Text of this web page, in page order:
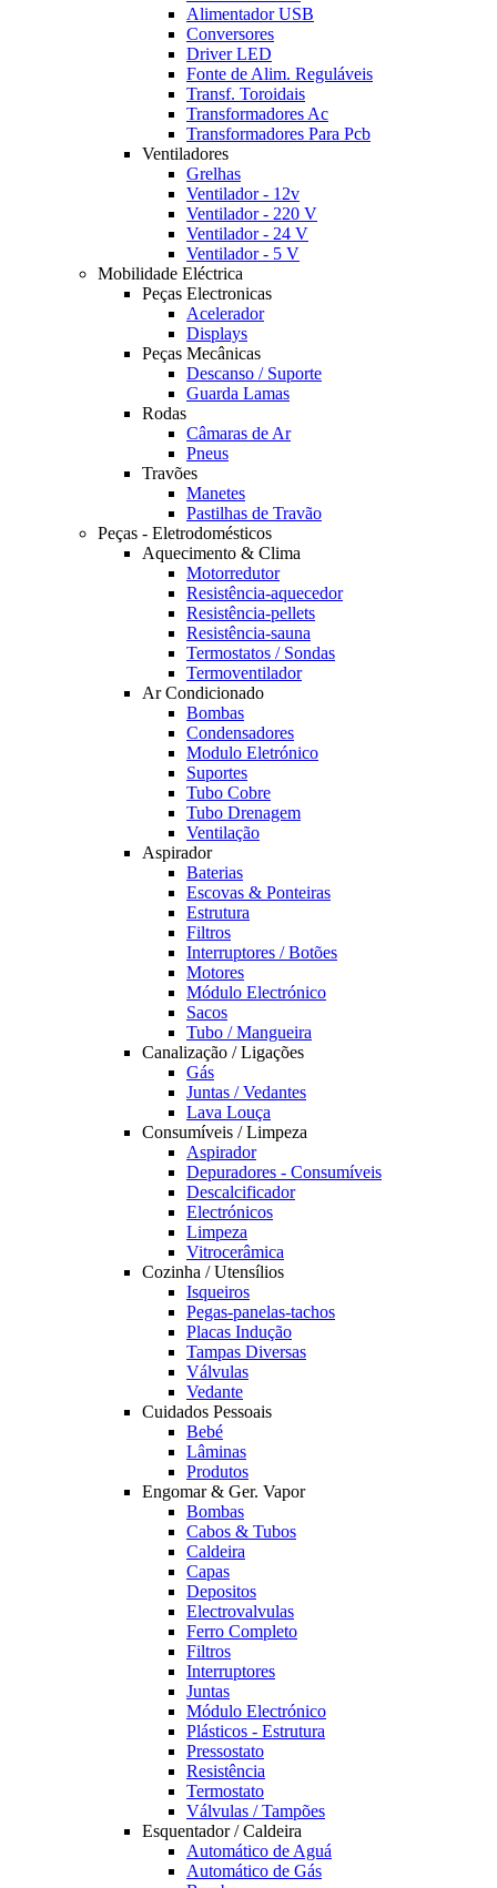
Alimentador USB
Conversores
Driver LED
Fonte de Alim. Reguláveis
Transf. Toroidais
Transformadores Ac
Transformadores Para Pcb
Ventiladores
Grelhas
Ventilador - 12v
Ventilador - 220 V
Ventilador - 24 V
Ventilador - 5 V
Mobilidade Eléctrica
Peças Electronicas
Acelerador
Displays
Peças Mecânicas
Descanso / Suporte
Guarda Lamas
Rodas
Câmaras de Ar
Pneus
Travões
Manetes
Pastilhas de Travão
Peças - Eletrodomésticos
Aquecimento & Clima
Motorredutor
Resistência-aquecedor
Resistência-pellets
Resistência-sauna
Termostatos / Sondas
Termoventilador
Ar Condicionado
Bombas
Condensadores
Modulo Eletrónico
Suportes
Tubo Cobre
Tubo Drenagem
Ventilação
Aspirador
Baterias
Escovas & Ponteiras
Estrutura
Filtros
Interruptores / Botões
Motores
Módulo Electrónico
Sacos
Tubo / Mangueira
Canalização / Ligações
Gás
Juntas / Vedantes
Lava Louça
Consumíveis / Limpeza
Aspirador
Depuradores - Consumíveis
Descalcificador
Electrónicos
Limpeza
Vitrocerâmica
Cozinha / Utensílios
Isqueiros
Pegas-panelas-tachos
Placas Indução
Tampas Diversas
Válvulas
Vedante
Cuidados Pessoais
Bebé
Lâminas
Produtos
Engomar & Ger. Vapor
Bombas
Cabos & Tubos
Caldeira
Capas
Depositos
Electrovalvulas
Ferro Completo
Filtros
Interruptores
Juntas
Módulo Electrónico
Plásticos - Estrutura
Pressostato
Resistência
Termostato
Válvulas / Tampões
Esquentador / Caldeira
Automático de Aguá
Automático de Gás